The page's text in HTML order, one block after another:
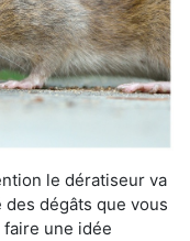
le dératiseur va
dégâts que vous
une idée